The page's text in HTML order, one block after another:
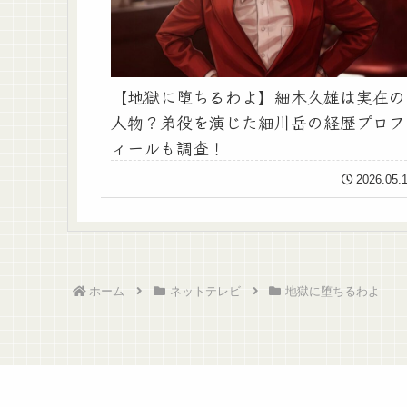
【地獄に堕ちるわよ】細木久雄は実在の
人物？弟役を演じた細川岳の経歴プロフ
ィールも調査！
ホーム ネットテレビ 地獄に堕ちるわよ